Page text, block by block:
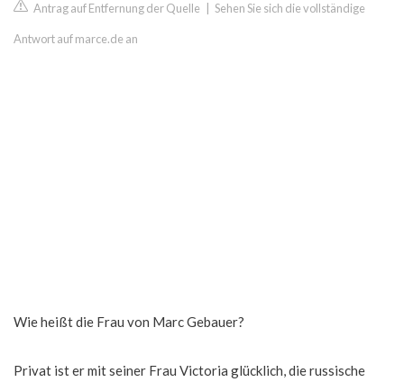
Antrag auf Entfernung der Quelle Sehen Sie sich die vollständige
Antwort auf marce.de an
Wie heißt die Frau von Marc Gebauer?
Privat ist er mit seiner Frau Victoria glücklich, die russische